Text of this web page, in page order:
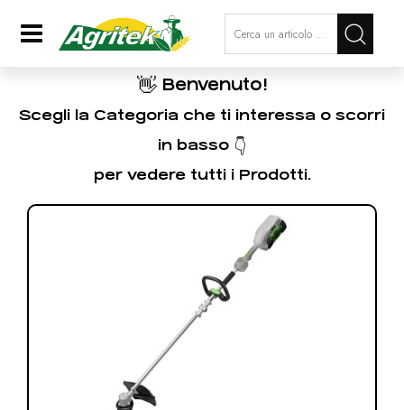
Open La modifica di un filtro
👋 Benvenuto!
Scegli la Categoria che ti interessa o scorri
in basso 👇
per vedere tutti i Prodotti.